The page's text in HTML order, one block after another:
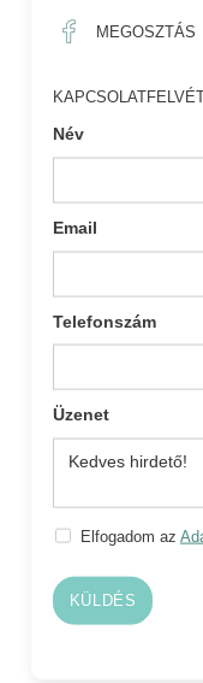
MEGOSZTÁS
Név
Email
Telefonszám
Üzenet
Elfogadom az
KÜLDÉS